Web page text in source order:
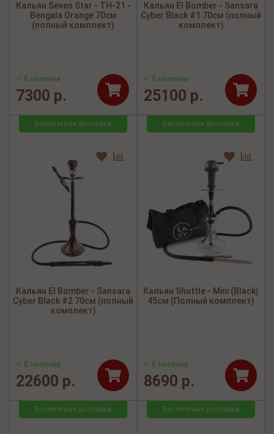
Кальян Seven Star - TH-21 -
Bengala Orange 70см
(полный комплект)
✓ В наличии
7300 р.
Кальян El Bomber - Sansara
Cyber Black #1 70см (полный
комплект)
✓ В наличии
25100 р.
Бесплатная доставка
Кальян El Bomber - Sansara
Cyber Black #2 70см (полный
комплект)
✓ В наличии
22600 р.
Бесплатная доставка
Кальян Shuttle - Mini (Black)
45см (Полный комплект)
✓ В наличии
8690 р.
Бесплатная доставка Бесплатная доставка